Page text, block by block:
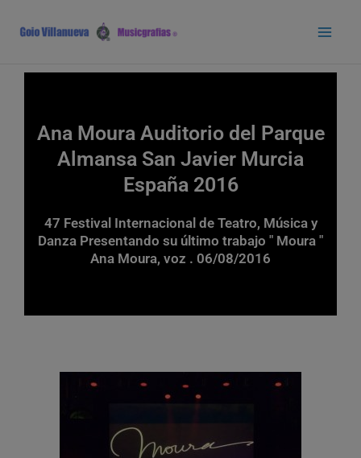
contenido
Ana Moura Auditorio del Parque
Almansa San Javier Murcia
España 2016
47 Festival Internacional de Teatro, Música y
Danza Presentando su último trabajo " Moura "
Ana Moura, voz . 06/08/2016